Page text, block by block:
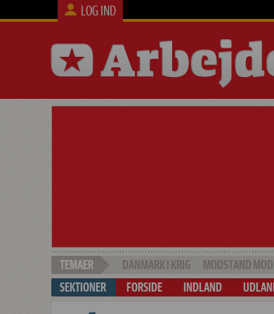
LOG IND
DANMARK I KRIG MODSTAND
FORSIDE
INDLAND